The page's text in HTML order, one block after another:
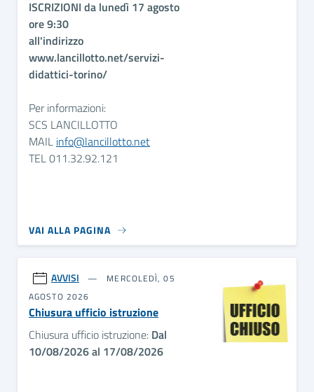
ISCRIZIONI da lunedì 17 agosto
ore 9:30
all'indirizzo
www.lancillotto.net/servizi-
didattici-torino/
Per informazioni:
SCS LANCILLOTTO
MAIL info@lancillotto.net
TEL 011.32.92.121
VAI ALLA PAGINA
AVVISI
MERCOLEDÌ, 05
AGOSTO 2026
Chiusura ufficio istruzione
Chiusura ufficio istruzione: Dal
10/08/2026 al 17/08/2026